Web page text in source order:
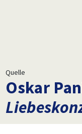
Quelle
Oskar